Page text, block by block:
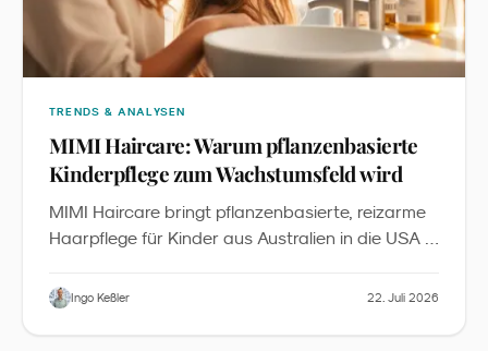
TRENDS & ANALYSEN
MIMI Haircare: Warum pflanzenbasierte
Kinderpflege zum Wachstumsfeld wird
MIMI Haircare bringt pflanzenbasierte, reizarme
Haarpflege für Kinder aus Australien in die USA -
Zubehör. Aus Sicht des Familienmarketings ist
Ingo Keßler 22. Juli 2026